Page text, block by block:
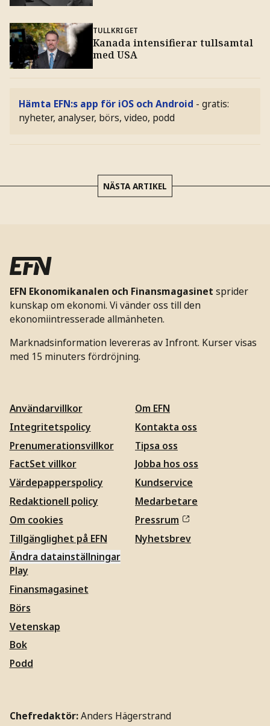
TULLKRIGET
Kanada intensifierar tullsamtal
med USA
Hämta EFN:s app för iOS och Android - gratis:
nyheter, analyser, börs, video, podd
NÄSTA ARTIKEL
EFN Ekonomikanalen och Finansmagasinet sprider
kunskap om ekonomi. Vi vänder oss till den
ekonomiintresserade allmänheten.
Marknadsinformation levereras av Infront. Kurser visas
med 15 minuters fördröjning.
Användarvillkor
Integritetspolicy
Prenumerationsvillkor
FactSet villkor
Värdepapperspolicy
Redaktionell policy
Om cookies
Tillgänglighet på EFN
Ändra datainställningar
Om EFN
Kontakta oss
Tipsa oss
Jobba hos oss
Kundservice
Medarbetare
Pressrum
Nyhetsbrev
Play
Finansmagasinet
Börs
Vetenskap
Bok
Podd
Chefredaktör:Anders Hägerstrand